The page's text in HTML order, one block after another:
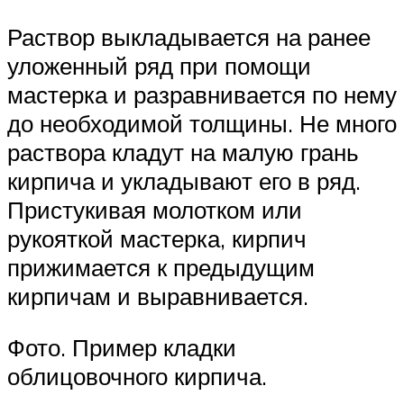
Раствор выкладывается на ранее
уложенный ряд при помощи
мастерка и разравнивается по нему
до необходимой толщины. Не много
раствора кладут на малую грань
кирпича и укладывают его в ряд.
Пристукивая молотком или
рукояткой мастерка, кирпич
прижимается к предыдущим
кирпичам и выравнивается.
Фото. Пример кладки
облицовочного кирпича.